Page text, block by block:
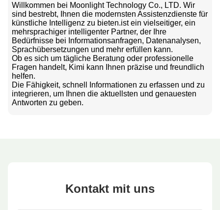
Willkommen bei Moonlight Technology Co., LTD. Wir
sind bestrebt, Ihnen die modernsten Assistenzdienste für
künstliche Intelligenz zu bieten.ist ein vielseitiger, ein
mehrsprachiger intelligenter Partner, der Ihre
Bedürfnisse bei Informationsanfragen, Datenanalysen,
Sprachübersetzungen und mehr erfüllen kann.
Ob es sich um tägliche Beratung oder professionelle
Fragen handelt, Kimi kann Ihnen präzise und freundlich
helfen.
Die Fähigkeit, schnell Informationen zu erfassen und zu
integrieren, um Ihnen die aktuellsten und genauesten
Antworten zu geben.
Kontakt mit uns